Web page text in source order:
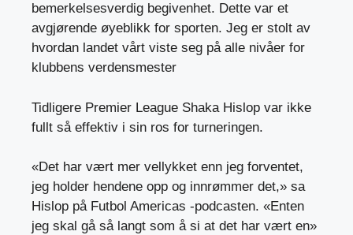
bemerkelsesverdig begivenhet. Dette var et
avgjørende øyeblikk for sporten. Jeg er stolt av
hvordan landet vårt viste seg på alle nivåer for
klubbens verdensmester
Tidligere Premier League Shaka Hislop var ikke
fullt så effektiv i sin ros for turneringen.
«Det har vært mer vellykket enn jeg forventet,
jeg holder hendene opp og innrømmer det,» sa
Hislop på Futbol Americas -podcasten. «Enten
jeg skal gå så langt som å si at det har vært en»